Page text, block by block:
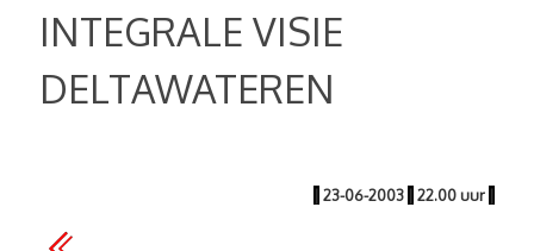
INTEGRALE VISIE
DELTAWATEREN
| 23-06-2003 | 22.00 uur |